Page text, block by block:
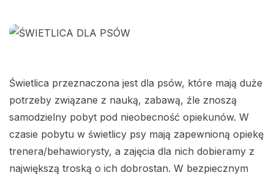
Świetlica przeznaczona jest dla psów, które mają duże
potrzeby związane z nauką, zabawą, źle znoszą
samodzielny pobyt pod nieobecność opiekunów. W
czasie pobytu w świetlicy psy mają zapewnioną opiekę
trenera/behawiorysty, a zajęcia dla nich dobieramy z
największą troską o ich dobrostan. W bezpiecznym